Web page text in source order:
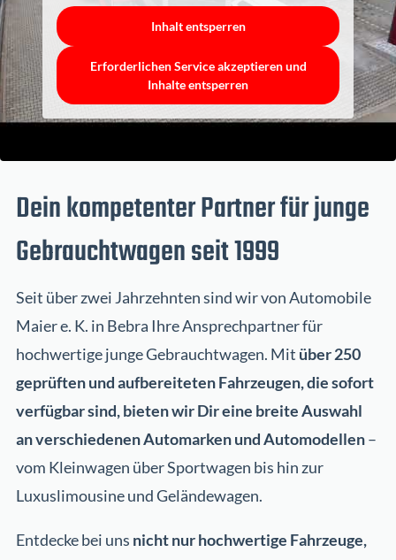
Inhalt entsperren
Erforderlichen Service akzeptieren und
Inhalte entsperren
Dein kompetenter Partner für junge
Gebrauchtwagen seit 1999
Seit über zwei Jahrzehnten sind wir von Automobile
Maier e. K. in Bebra Ihre Ansprechpartner für
hochwertige junge Gebrauchtwagen. Mit über 250
geprüften und aufbereiteten Fahrzeugen, die sofort
verfügbar sind, bieten wir Dir eine breite Auswahl
an verschiedenen Automarken und Automodellen–
vom Kleinwagen über Sportwagen bis hin zur
Luxuslimousine und Geländewagen.
Entdecke bei uns nicht nur hochwertige Fahrzeuge,